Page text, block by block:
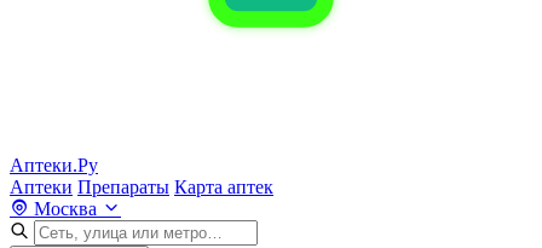
Аптеки.Ру
Аптеки Препараты Карта аптек
Москва